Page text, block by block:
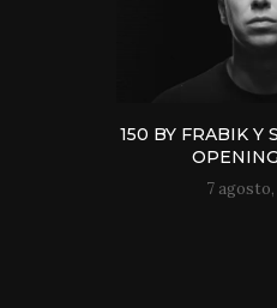
150 BY FRABIK Y
7 agosto,